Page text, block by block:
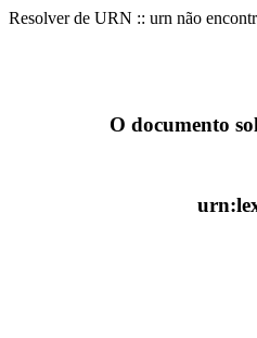
Resolver de URN :: urn não
O documento